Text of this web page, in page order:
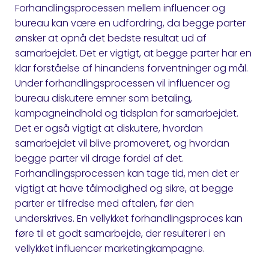
Forhandlingsprocessen mellem influencer og
bureau kan være en udfordring, da begge parter
ønsker at opnå det bedste resultat ud af
samarbejdet. Det er vigtigt, at begge parter har en
klar forståelse af hinandens forventninger og mål.
Under forhandlingsprocessen vil influencer og
bureau diskutere emner som betaling,
kampagneindhold og tidsplan for samarbejdet.
Det er også vigtigt at diskutere, hvordan
samarbejdet vil blive promoveret, og hvordan
begge parter vil drage fordel af det.
Forhandlingsprocessen kan tage tid, men det er
vigtigt at have tålmodighed og sikre, at begge
parter er tilfredse med aftalen, før den
underskrives. En vellykket forhandlingsproces kan
føre til et godt samarbejde, der resulterer i en
vellykket influencer marketingkampagne.